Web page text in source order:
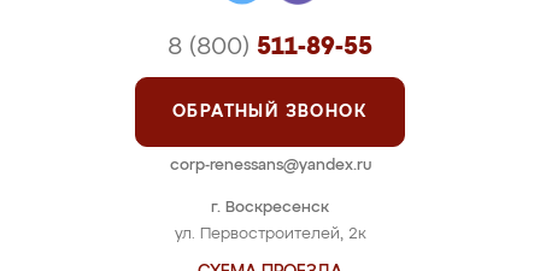
г. Воскресенск
ул. Первостроителей, 2к
8 (800) 511-89-55
ОБРАТНЫЙ ЗВОНОК
corp-renessans@yandex.ru